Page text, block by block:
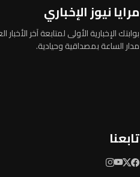
مرايا نيوز الإخباري
بوابتك الإخبارية الأولى لمتابعة آخر الأخبار
مدار الساعة بمصداقية وحيادية.
تابعنا